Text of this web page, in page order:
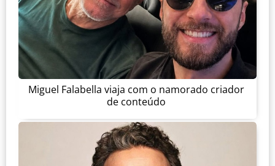
Miguel Falabella viaja com o namorado criador
de conteúdo